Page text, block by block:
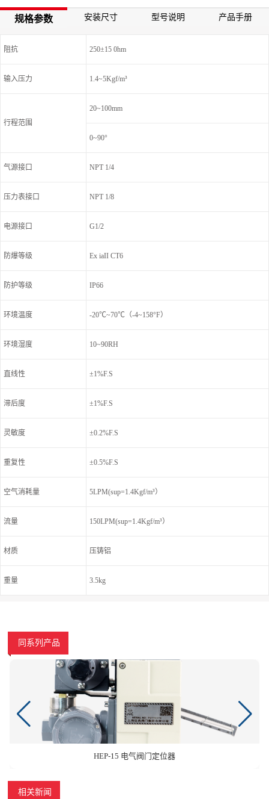
规格参数 安装尺寸 型号说明 产品手册
阻抗 250±15 0hm
输入压力 1.4~5Kgf/m³
行程范围
20~100mm
0~90°
气源接口 NPT 1/4
压力表接口 NPT 1/8
电源接口 G1/2
防爆等级 Ex iaII CT6
防护等级 IP66
环境温度 -20℃~70℃（-4~158°F）
环境湿度 10~90RH
直线性 ±1%F.S
滞后度 ±1%F.S
灵敏度 ±0.2%F.S
重复性 ±0.5%F.S
空气消耗量 5LPM(sup=1.4Kgf/m³）
流量 150LPM(sup=1.4Kgf/m³）
材质 压铸铝
重量 3.5kg
同系列产品
HEP-15 电气阀门定位器
相关新闻